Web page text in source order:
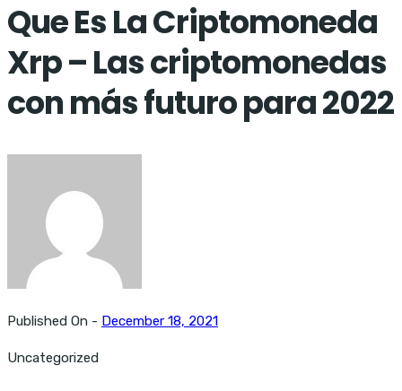
Que Es La Criptomoneda
Xrp – Las criptomonedas
con más futuro para 2022
Published On - December 18, 2021
Uncategorized